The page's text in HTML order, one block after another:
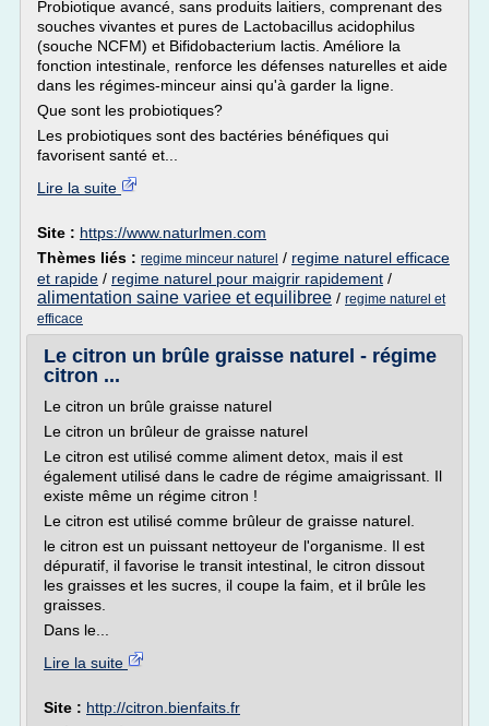
Probiotique avancé, sans produits laitiers, comprenant des
souches vivantes et pures de Lactobacillus acidophilus
(souche NCFM) et Bifidobacterium lactis. Améliore la
fonction intestinale, renforce les défenses naturelles et aide
dans les régimes-minceur ainsi qu'à garder la ligne.
Que sont les probiotiques?
Les probiotiques sont des bactéries bénéfiques qui
favorisent santé et...
Lire la suite
Site : https://www.naturlmen.com
Thèmes liés : regime minceur naturel / regime naturel efficace
et rapide / regime naturel pour maigrir rapidement /
alimentation saine variee et equilibree / regime naturel et
efficace
Le citron un brûle graisse naturel - régime
citron ...
Le citron un brûle graisse naturel
Le citron un brûleur de graisse naturel
Le citron est utilisé comme aliment detox, mais il est
également utilisé dans le cadre de régime amaigrissant. Il
existe même un régime citron !
Le citron est utilisé comme brûleur de graisse naturel.
le citron est un puissant nettoyeur de l'organisme. Il est
dépuratif, il favorise le transit intestinal, le citron dissout
les graisses et les sucres, il coupe la faim, et il brûle les
graisses.
Dans le...
Lire la suite
Site : http://citron.bienfaits.fr